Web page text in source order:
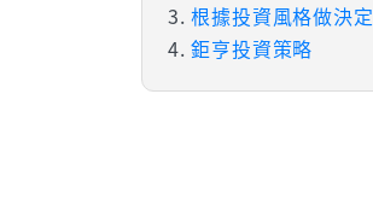
根據投資風格做決定
鉅亨投資策略